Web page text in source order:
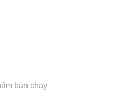
bán chạy